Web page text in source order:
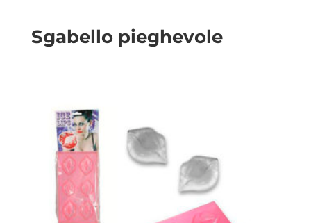
Sgabello pieghevole